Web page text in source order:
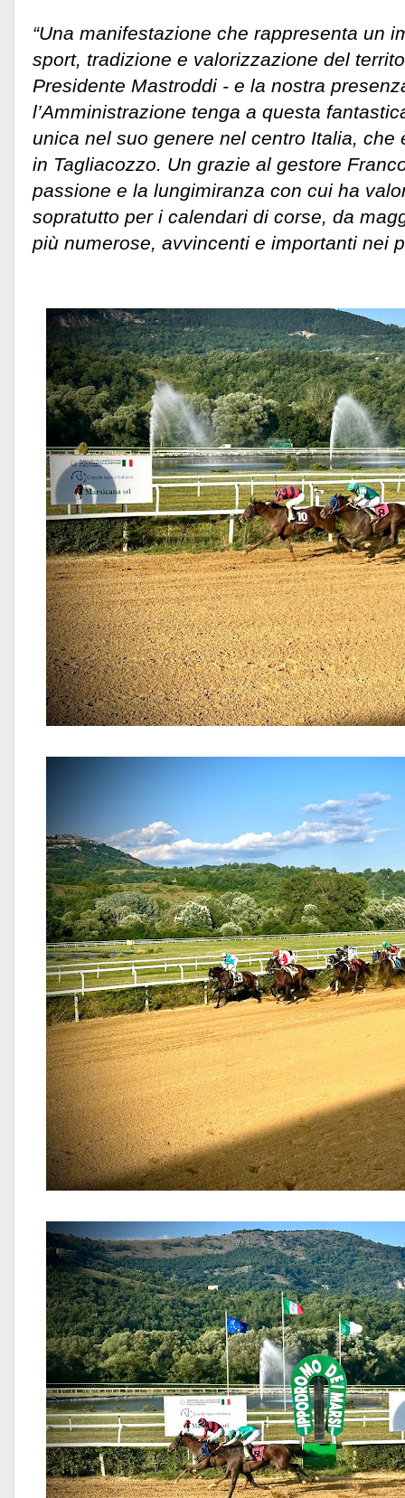
“Una manifestazione che rappresenta un
sport, tradizione e valorizzazione del
Presidente Mastroddi - e la nostra
l’Amministrazione tenga a questa
unica nel suo genere nel centro Italia, che
in Tagliacozzo. Un grazie al gestore
passione e la lungimiranza con cui ha
sopratutto per i calendari di corse, da
più numerose, avvincenti e importanti nei